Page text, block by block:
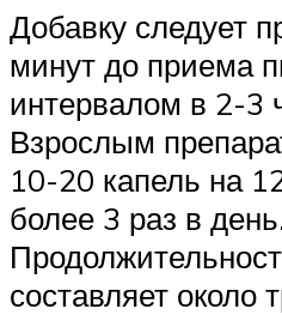
Добавку следует
минут до приема
интервалом в 2-3
Взрослым
10-20 капель на
более 3 раз в
составляет около